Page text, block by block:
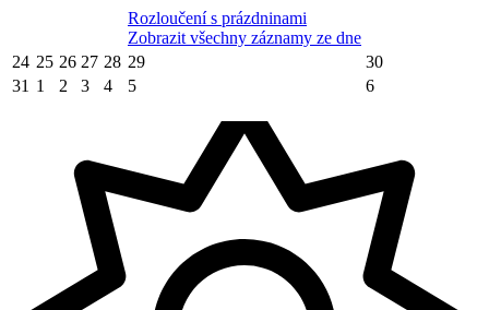
Rozloučení s prázdninami
Zobrazit všechny záznamy ze dne
24 25 26 27 28 29
30
31 1 2 3 4 5 6